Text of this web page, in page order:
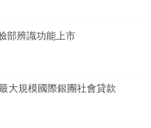
部辨識功能上市
大規模國際銀團社會貸款